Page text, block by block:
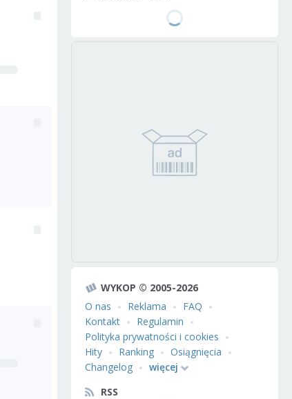
WYKOP © 2005-2026
O nas
Reklama
FAQ
Kontakt
Regulamin
Polityka prywatności i cookies
Hity
Ranking
Osiągnięcia
Changelog
więcej
RSS